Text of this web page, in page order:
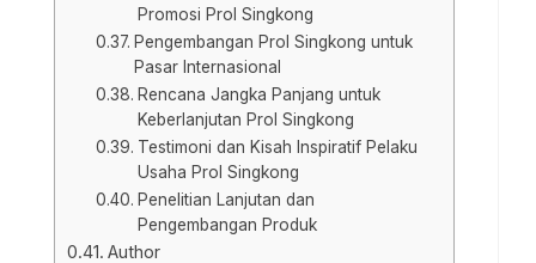
Promosi Prol Singkong
Pengembangan Prol Singkong untuk
Pasar Internasional
Rencana Jangka Panjang untuk
Keberlanjutan Prol Singkong
Testimoni dan Kisah Inspiratif Pelaku
Usaha Prol Singkong
Penelitian Lanjutan dan
Pengembangan Produk
Author